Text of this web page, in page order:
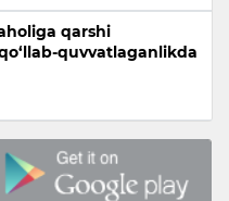
qarshi
quvvatlaganlikda